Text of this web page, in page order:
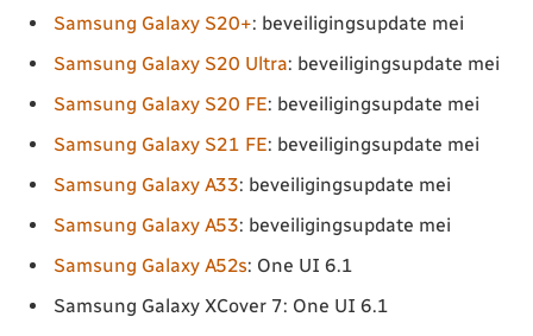
Samsung Galaxy S20+: beveiligingsupdate mei
Samsung Galaxy S20 Ultra: beveiligingsupdate mei
Samsung Galaxy S20 FE: beveiligingsupdate mei
Samsung Galaxy S21 FE: beveiligingsupdate mei
Samsung Galaxy A33: beveiligingsupdate mei
Samsung Galaxy A53: beveiligingsupdate mei
Samsung Galaxy A52s: One UI 6.1
Samsung Galaxy XCover 7: One UI 6.1